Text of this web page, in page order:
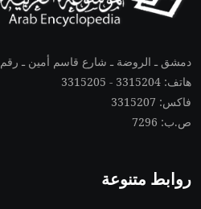
دمشق ـ الروضة ـ شارع قاسم أمين ـ رقم 39
هاتف: 3315204 - 3315205
فاكس: 3315207
ص.ب: 7296
روابط متنوعة